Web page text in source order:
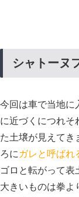
シャトーヌ
今回は車で当地に
に近づくにつれそ
た土壌が見えてき
ろに ガレと呼ばれ
ゴロと転がって表
大きいものは拳よ